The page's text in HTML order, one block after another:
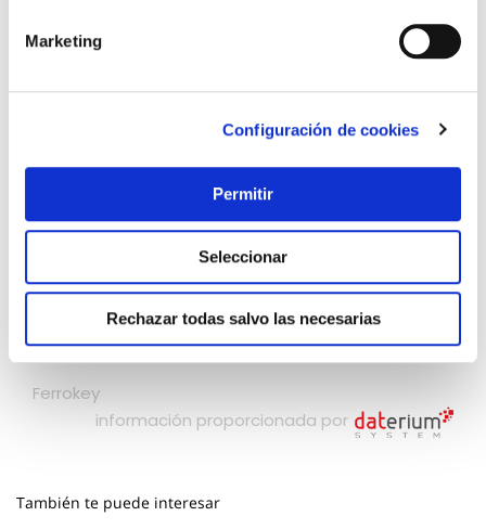
Marketing
Configuración de cookies
Permitir
Seleccionar
Rechazar todas salvo las necesarias
También te puede interesar